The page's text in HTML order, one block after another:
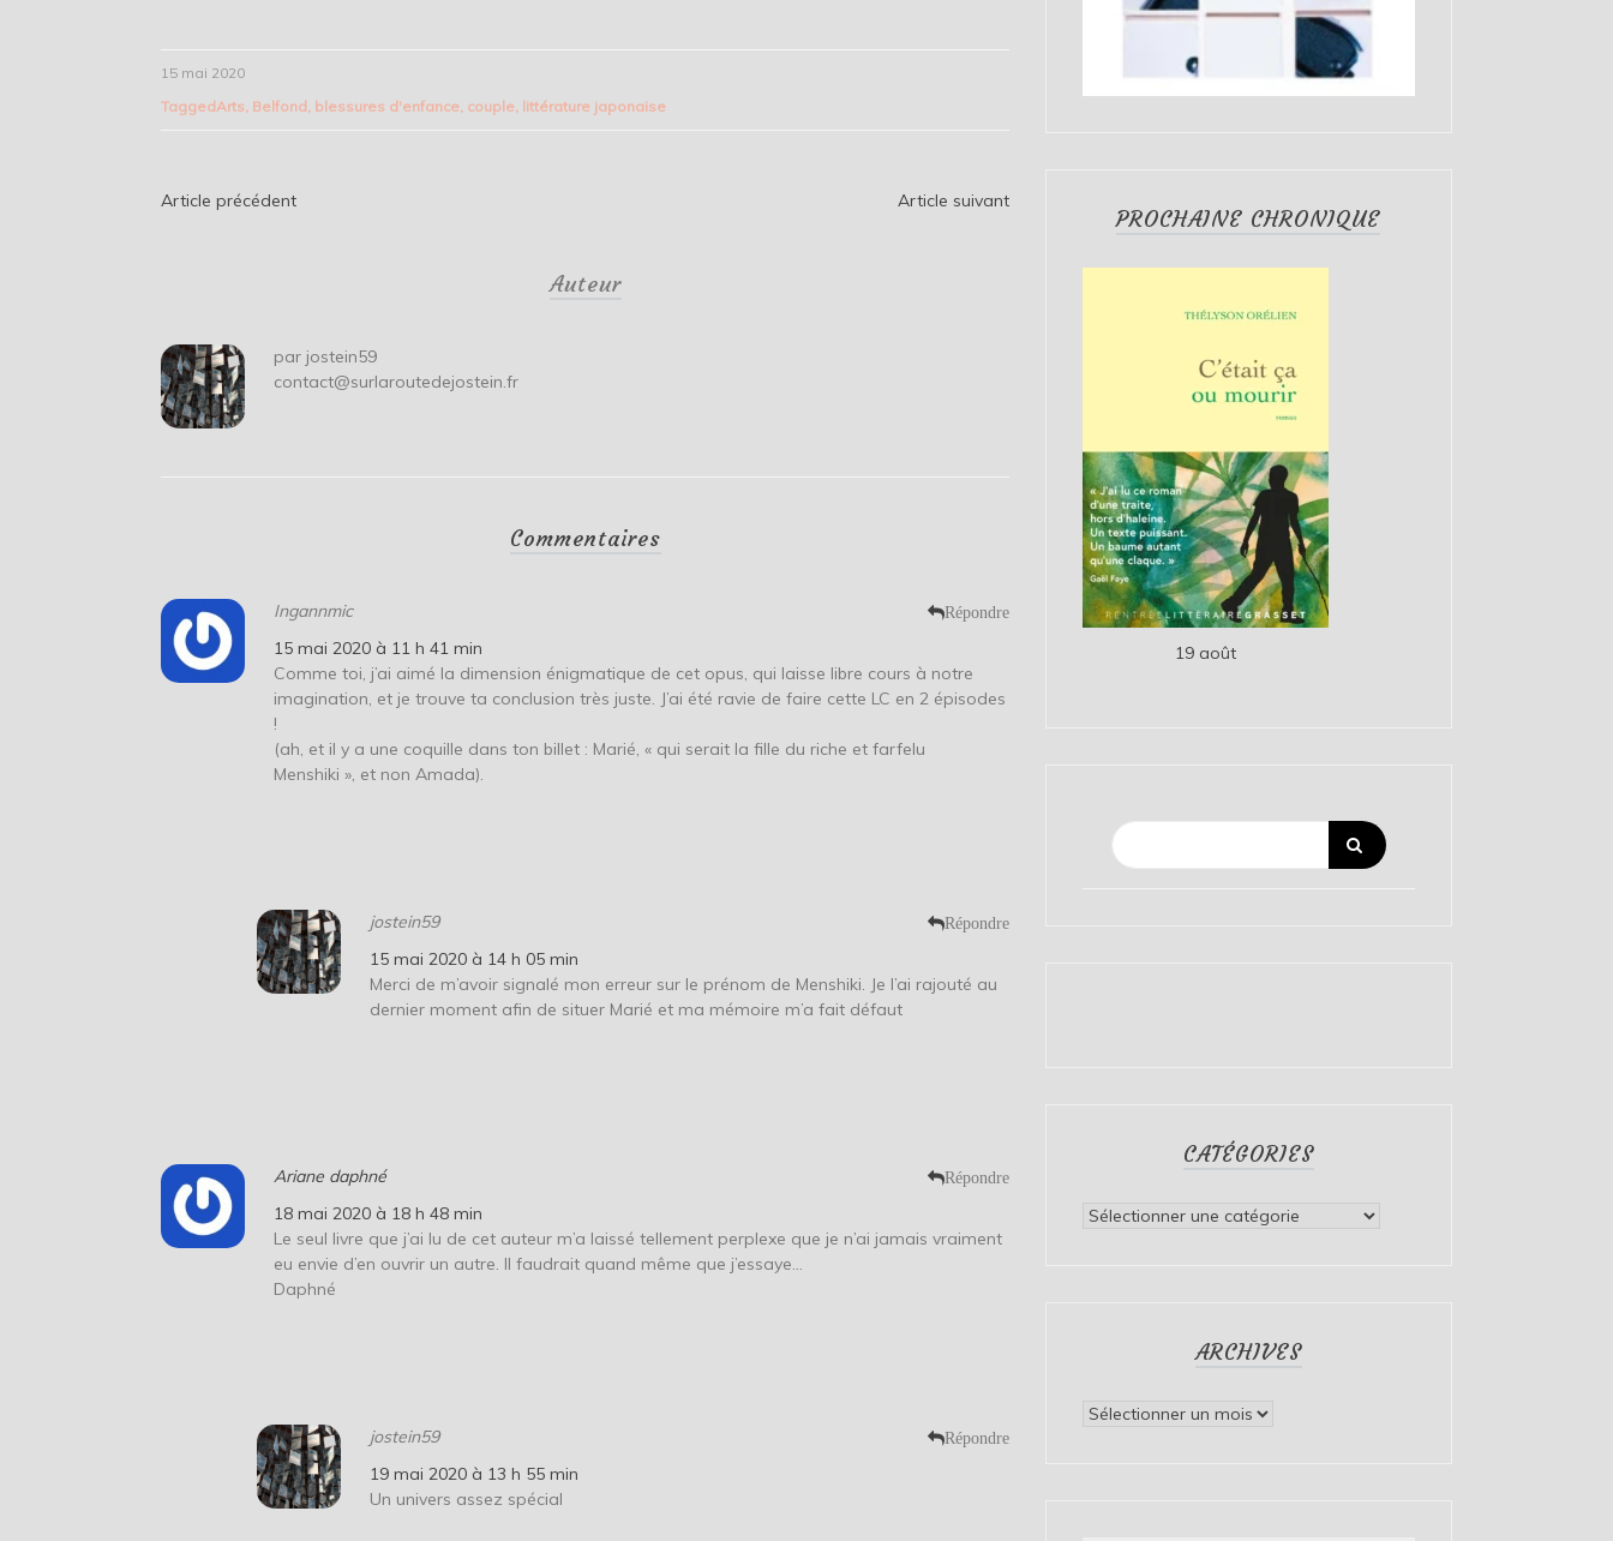
15 mai 2020
TaggedArts, Belfond, blessures d'enfance, couple, littérature japonaise
Navigation
Article précédent Article suivant
Auteur
par jostein59
contact@surlaroutedejostein.fr
Commentaires
Ingannmic Répondre
15 mai 2020 à 11 h 41 min
Comme toi, j’ai aimé la dimension énigmatique de cet opus, qui laisse libre cours à notre
imagination, et je trouve ta conclusion très juste. J’ai été ravie de faire cette LC en 2 épisodes
!
(ah, et il y a une coquille dans ton billet : Marié, « qui serait la fille du riche et farfelu
Menshiki », et non Amada).
jostein59 Répondre
15 mai 2020 à 14 h 05 min
Merci de m’avoir signalé mon erreur sur le prénom de Menshiki. Je l’ai rajouté au
dernier moment afin de situer Marié et ma mémoire m’a fait défaut
Ariane daphné Répondre
18 mai 2020 à 18 h 48 min
Le seul livre que j’ai lu de cet auteur m’a laissé tellement perplexe que je n’ai jamais vraiment
eu envie d’en ouvrir un autre. Il faudrait quand même que j’essaye…
Daphné
jostein59 Répondre
19 mai 2020 à 13 h 55 min
Un univers assez spécial
PROCHAINE CHRONIQUE
19 août
CATÉGORIES
Catégories
ARCHIVES
Archives